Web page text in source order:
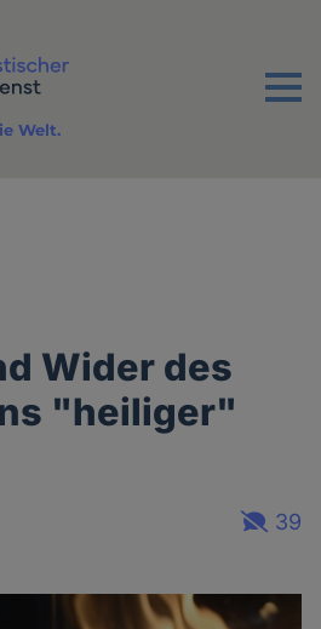
Menu
Welt.
Wider des
"heiliger"
39